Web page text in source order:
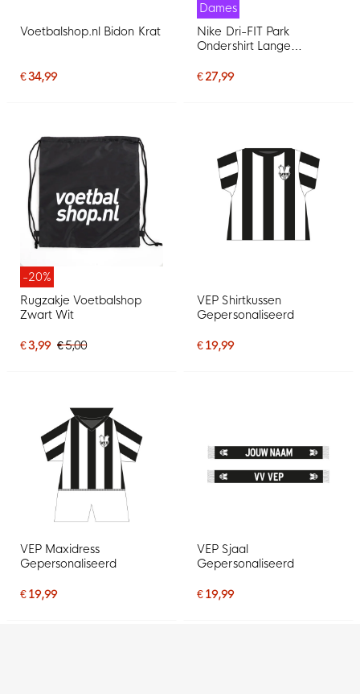
Voetbalshop.nl Bidon Krat
€ 34,99
Dames
Nike Dri-FIT Park
Ondershirt Lange
€ 27,99
-20%
Rugzakje Voetbalshop
Zwart Wit
€ 3,99 € 5,00
VEP Shirtkussen
Gepersonaliseerd
€ 19,99
VEP Maxidress
Gepersonaliseerd
€ 19,99
VEP Sjaal
Gepersonaliseerd
€ 19,99